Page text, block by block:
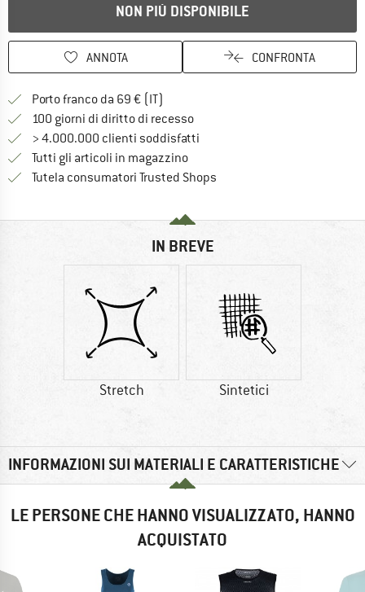
NON PIÙ DISPONIBILE
ANNOTA CONFRONTA
Porto franco da 69 € (IT)
100 giorni di diritto di recessoVai alla politica di recesso qui
> 4.000.000 clienti soddisfatti
Tutti gli articoli in magazzino
Tutela consumatori Trusted Shops
IN BREVE
Stretch Sintetici
INFORMAZIONI SUI MATERIALI E CARATTERISTICHE
LE PERSONE CHE HANNO VISUALIZZATO, HANNO
ACQUISTATO